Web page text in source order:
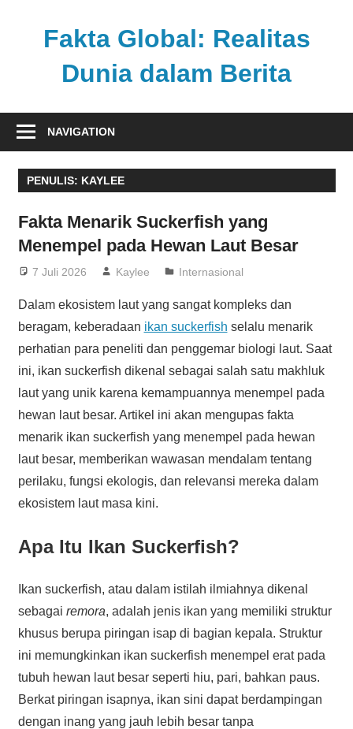
Fakta Global: Realitas
Dunia dalam Berita
kabar
dari
berbagai
pandang
NAVIGATION
PENULIS: KAYLEE
Fakta Menarik Suckerfish yang
Menempel pada Hewan Laut Besar
7 Juli 2026 Kaylee Internasional
Dalam ekosistem laut yang sangat kompleks dan
beragam, keberadaan ikan suckerfish selalu menarik
perhatian para peneliti dan penggemar biologi laut. Saat
ini, ikan suckerfish dikenal sebagai salah satu makhluk
laut yang unik karena kemampuannya menempel pada
hewan laut besar. Artikel ini akan mengupas fakta
menarik ikan suckerfish yang menempel pada hewan
laut besar, memberikan wawasan mendalam tentang
perilaku, fungsi ekologis, dan relevansi mereka dalam
ekosistem laut masa kini.
Apa Itu Ikan Suckerfish?
Ikan suckerfish, atau dalam istilah ilmiahnya dikenal
sebagai remora, adalah jenis ikan yang memiliki struktur
khusus berupa piringan isap di bagian kepala. Struktur
ini memungkinkan ikan suckerfish menempel erat pada
tubuh hewan laut besar seperti hiu, pari, bahkan paus.
Berkat piringan isapnya, ikan sini dapat berdampingan
dengan inang yang jauh lebih besar tanpa